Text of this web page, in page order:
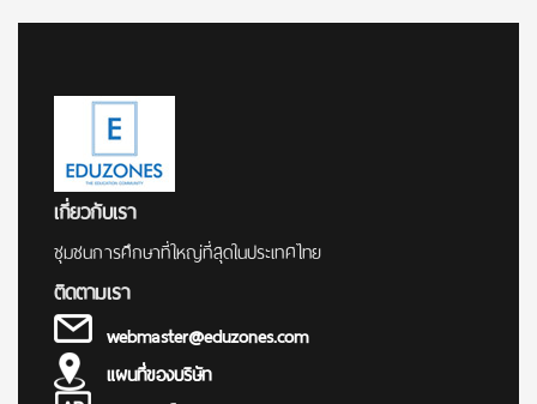
เกี่ยวกับเรา
ชุมชนการศึกษาที่ใหญ่ที่สุดในประเทศไทย
ติดตามเรา
webmaster@eduzones.com
แผนที่ของบริษัท